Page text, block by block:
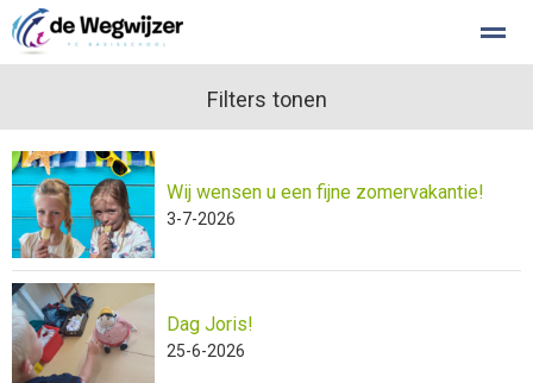
Klachtenregeling
Home Foto's Zoeken Facebook
Filters tonen
Wij wensen u een fijne zomervakantie!
3-7-2026
Dag Joris!
25-6-2026